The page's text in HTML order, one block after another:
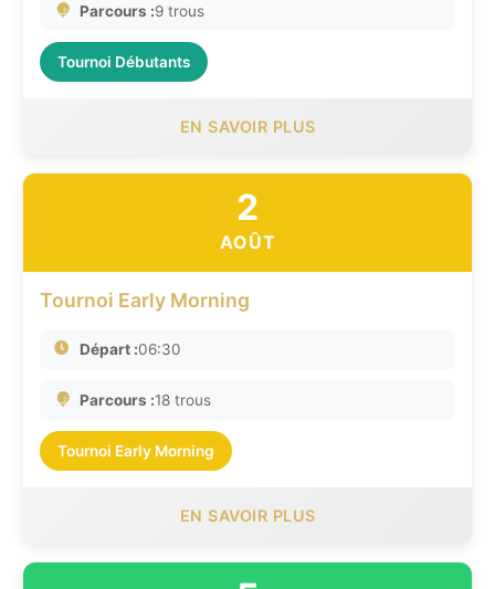
Parcours :9 trous
Tournoi Débutants
EN SAVOIR PLUS
2
AOÛT
Tournoi Early Morning
Départ :06:30
Parcours :18 trous
Tournoi Early Morning
EN SAVOIR PLUS